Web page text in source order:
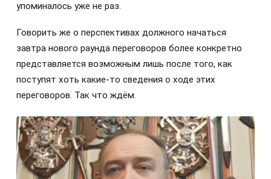
упоминалось уже не раз.
Говорить же о перспективах должного начаться
завтра нового раунда переговоров более конкретно
представляется возможным лишь после того, как
поступят хоть какие-то сведения о ходе этих
переговоров. Так что ждём.